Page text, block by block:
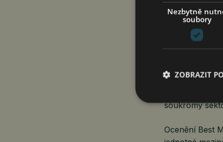
a Slovenska
tomu
v rámci holdingu
7. místě mezi
kvality České
soukromý
Ocenění Best
Nezbytně
soubory
ZOBRAZIT